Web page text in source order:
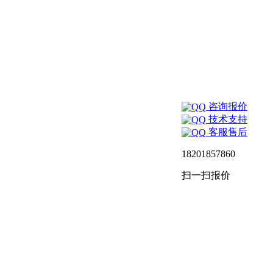
咨询报价
技术支持
客服售后
18201857860
扫一扫报价